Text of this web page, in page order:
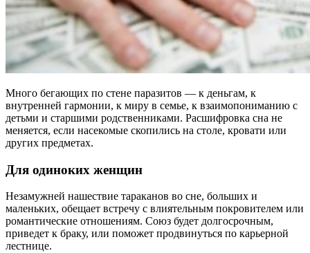
Много бегающих по стене паразитов — к деньгам, к
внутренней гармонии, к миру в семье, к взаимопониманию с
детьми и старшими родственниками. Расшифровка сна не
меняется, если насекомые скопились на столе, кровати или
других предметах.
Для одиноких женщин
Незамужней нашествие тараканов во сне, больших и
маленьких, обещает встречу с влиятельным покровителем или
романтические отношениям. Союз будет долгосрочным,
приведет к браку, или поможет продвинуться по карьерной
лестнице.